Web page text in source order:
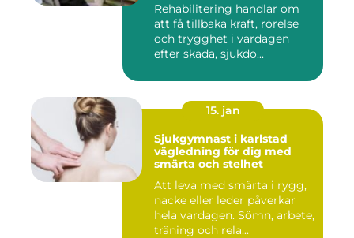
Rehabilitering handlar om
att få tillbaka kraft, rörelse
och trygghet i vardagen
efter skada, sjukdo...
15. jan
Sjukgymnast i karlstad
vägledning för dig med
smärta och stelhet
Att leva med smärta i rygg,
nacke eller leder påverkar
hela vardagen. Sömn, arbete,
träning och rela...